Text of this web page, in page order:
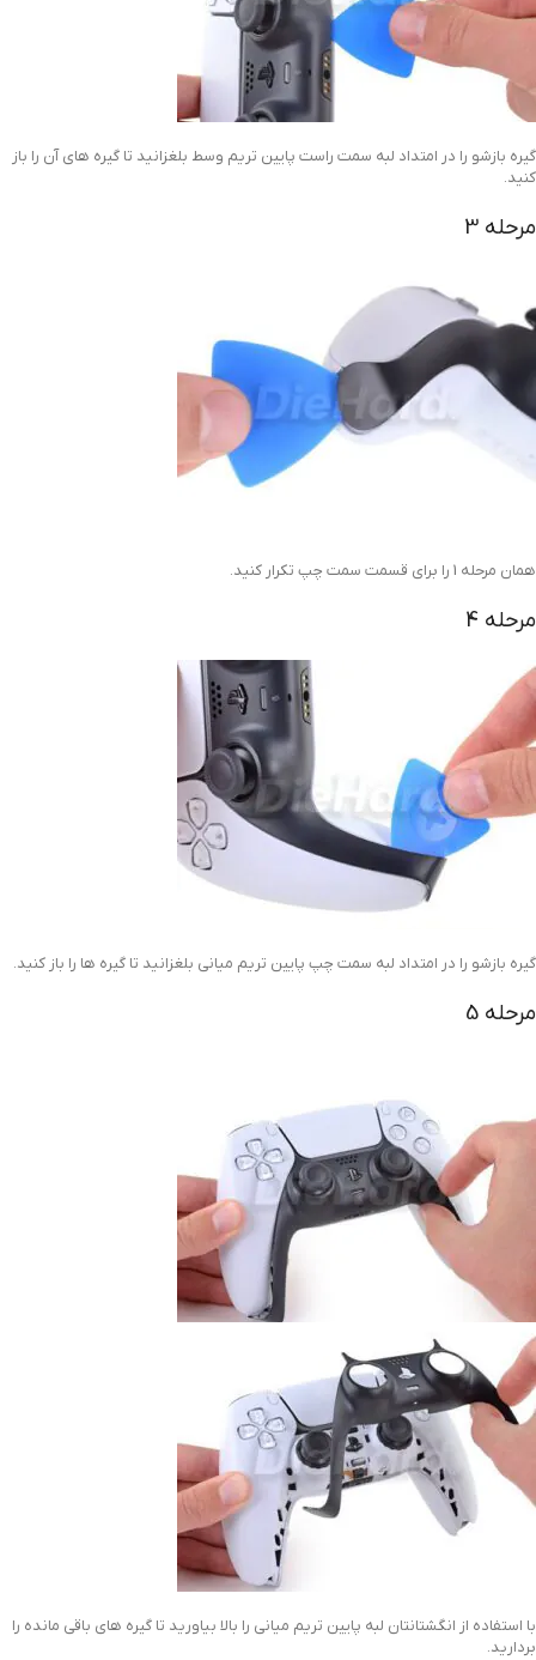
گیره بازشو را در امتداد لبه سمت راست پایین تریم وسط بلغزانید تا گیره های آن را باز
کنید.
مرحله 3
همان مرحله 1 را برای قسمت سمت چپ تکرار کنید.
مرحله 4
گیره بازشو را در امتداد لبه سمت چپ پایین تریم میانی بلغزانید تا گیره ها را باز کنید.
مرحله 5
با استفاده از انگشتانتان لبه پایین تریم میانی را بالا بیاورید تا گیره های باقی مانده را
بردارید.